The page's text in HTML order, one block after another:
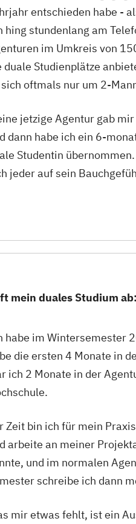
entschieden habe -
hing stundenlang am
im Umkreis von
duale Studienplätze
oftmals nur um 2-
jetzige Agentur gab
dann habe ich ein 6-
Studentin
jeder auf sein
mein duales Studium ab:
habe im Wintersemester
die ersten 4 Monate in
ich 2 Monate in der
Zeit bin ich für mein
arbeite an meiner
und im normalen
schreibe ich dann
mir etwas fehlt, ist ein